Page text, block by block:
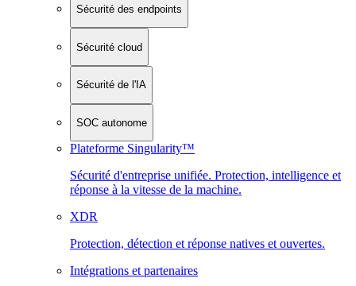
Sécurité des endpoints
Sécurité cloud
Sécurité de l'IA
SOC autonome
Plateforme Singularity™
Sécurité d'entreprise unifiée. Protection, intelligence et
réponse à la vitesse de la machine.
XDR
Protection, détection et réponse natives et ouvertes.
Intégrations et partenaires